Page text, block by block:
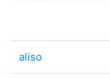
aliso